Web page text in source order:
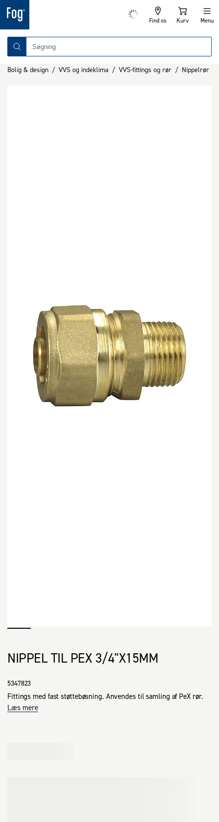
Find os Kurv Menu
Bolig & design / VVS og indeklima / VVS-fittings og rør / Nippelrør
NIPPEL TIL PEX 3/4"X15MM
5347823
Fittings med fast støttebøsning. Anvendes til samling af PeX rør.
Læs mere